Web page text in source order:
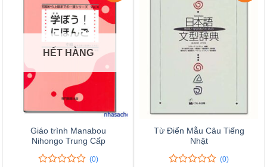
HẾT HÀNG
Giáo trình Manabou
Nihongo Trung Cấp
(0)
Từ Điển Mẫu Câu Tiếng
Nhật
(0)